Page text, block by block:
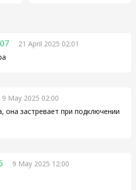
21 April 2025 02:01
9 May 2025 02:00
она застревает при подключении
9 May 2025 12:00